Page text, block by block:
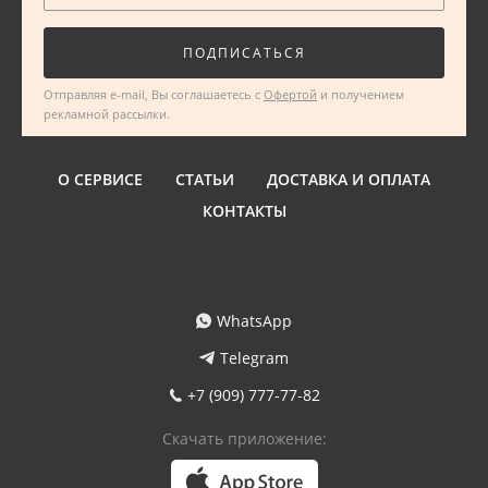
ПОДПИСАТЬСЯ
Отправляя e-mail, Вы соглашаетесь с Офертой и получением
рекламной рассылки.
О СЕРВИСЕ СТАТЬИ
ДОСТАВКА И ОПЛАТА
КОНТАКТЫ
WhatsApp
Telegram
+7 (909) 777-77-82
Скачать приложение: